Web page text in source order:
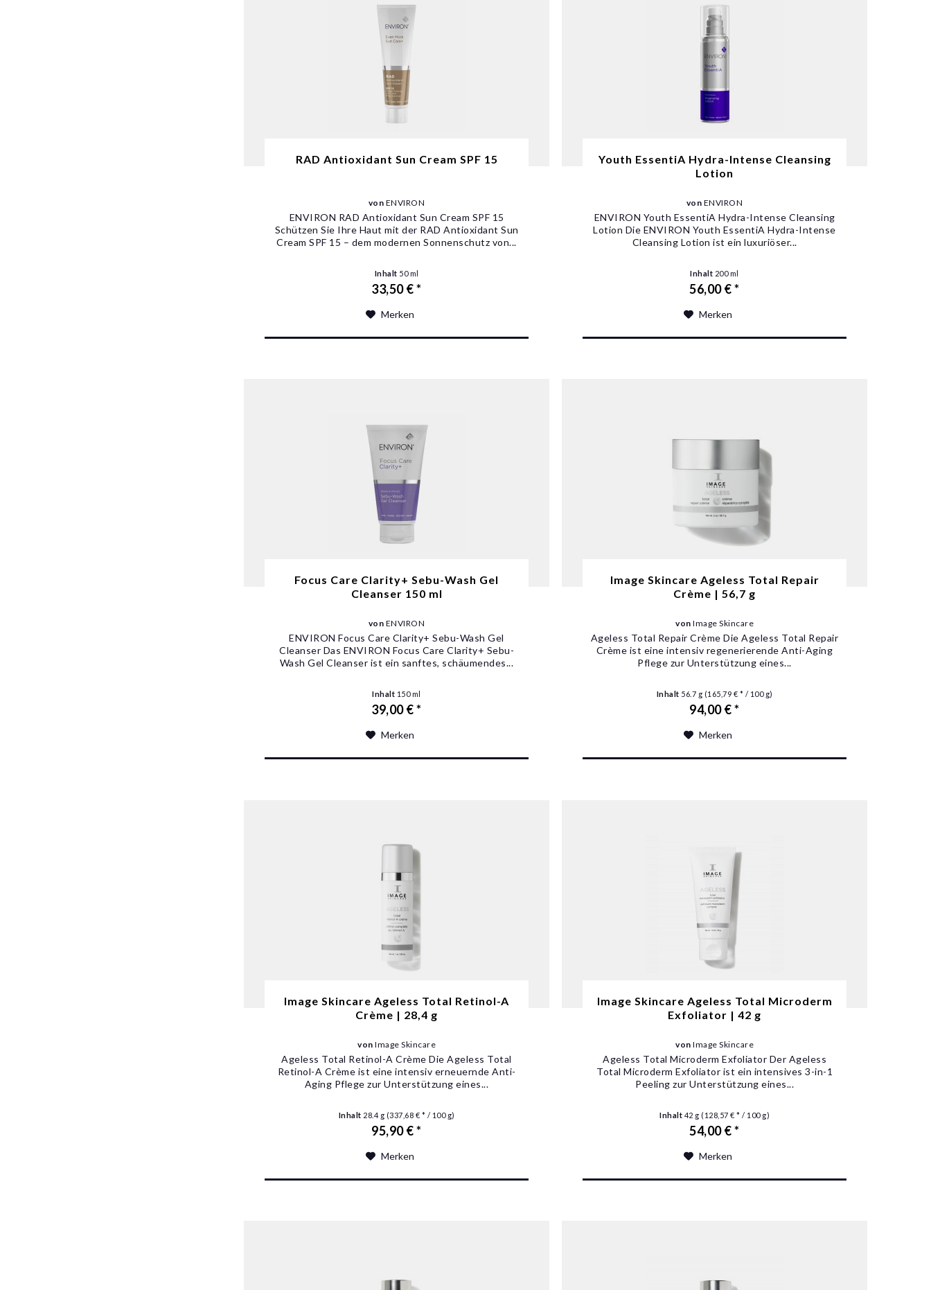
RAD Antioxidant Sun Cream SPF 15
von ENVIRON
ENVIRON RAD Antioxidant Sun Cream SPF 15
Schützen Sie Ihre Haut mit der RAD Antioxidant Sun
Cream SPF 15 – dem modernen Sonnenschutz von...
Inhalt 50 ml
33,50 € *
Merken
Youth EssentiA Hydra-Intense Cleansing
Lotion
von ENVIRON
ENVIRON Youth EssentiA Hydra-Intense Cleansing
Lotion Die ENVIRON Youth EssentiA Hydra-Intense
Cleansing Lotion ist ein luxuriöser...
Inhalt 200 ml
56,00 € *
Merken
Focus Care Clarity+ Sebu-Wash Gel
Cleanser 150 ml
von ENVIRON
ENVIRON Focus Care Clarity+ Sebu-Wash Gel
Cleanser Das ENVIRON Focus Care Clarity+ Sebu-
Wash Gel Cleanser ist ein sanftes, schäumendes...
Inhalt 150 ml
39,00 € *
Merken
Image Skincare Ageless Total Repair
Crème | 56,7 g
vonImage Skincare
Ageless Total Repair Crème Die Ageless Total Repair
Crème ist eine intensiv regenerierende Anti-Aging
Pflege zur Unterstützung eines...
Inhalt 56.7 g (165,79 € * / 100 g)
94,00 € *
Merken
Image Skincare Ageless Total Retinol-A
Crème | 28,4 g
vonImage Skincare
Ageless Total Retinol-A Crème Die Ageless Total
Retinol-A Crème ist eine intensiv erneuernde Anti-
Aging Pflege zur Unterstützung eines...
Inhalt 28.4 g (337,68 € * / 100 g)
95,90 € *
Merken
Image Skincare Ageless Total Microderm
Exfoliator | 42 g
vonImage Skincare
Ageless Total Microderm Exfoliator Der Ageless
Total Microderm Exfoliator ist ein intensives 3-in-1
Peeling zur Unterstützung eines...
Inhalt 42 g (128,57 € * / 100 g)
54,00 € *
Merken